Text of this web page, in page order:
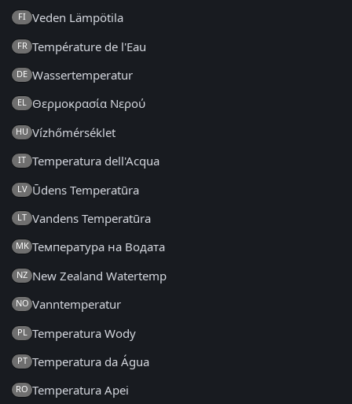
FI Veden Lämpötila
FR Température de l'Eau
DE Wassertemperatur
EL Θερμοκρασία Νερού
HU Vízhőmérséklet
IT Temperatura dell'Acqua
LV Ūdens Temperatūra
LT Vandens Temperatūra
MK Температура на Водата
NZ New Zealand Watertemp
NO Vanntemperatur
PL Temperatura Wody
PT Temperatura da Água
RO Temperatura Apei